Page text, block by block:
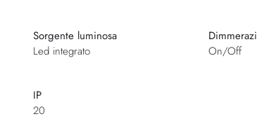
Sorgente luminosa
Led integrato
On/Off
IP
20